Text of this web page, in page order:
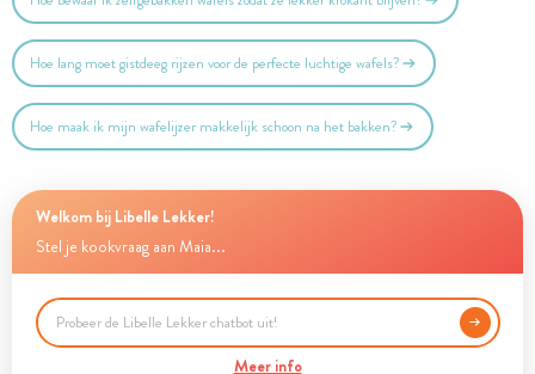
Hoe lang moet gistdeeg rijzen voor de perfecte luchtige wafels?
Hoe maak ik mijn wafelijzer makkelijk schoon na het bakken?
Welkom bij Libelle Lekker!
Stel je kookvraag aan Maia...
Meer info